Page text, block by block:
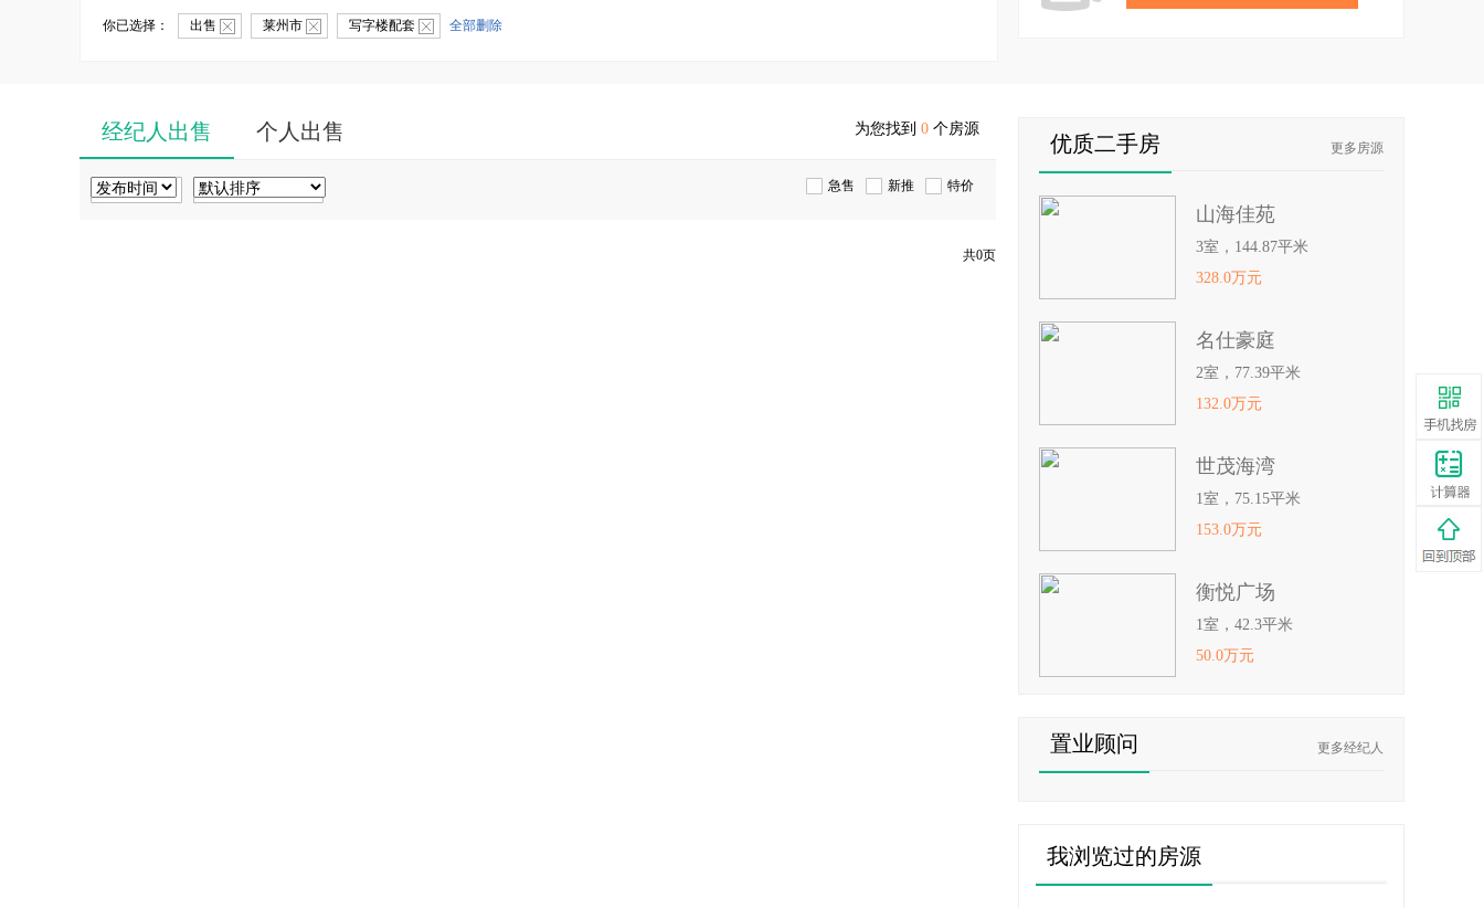
你已选择： 出售 莱州市 写字楼配套 全部删除
经纪人出售 个人出售 为您找到 0 个房源
急售 新推 特价
共0页
优质二手房 更多房源
山海佳苑
3室，144.87平米
328.0万元
名仕豪庭
2室，77.39平米
132.0万元
世茂海湾
1室，75.15平米
153.0万元
衡悦广场
1室，42.3平米
50.0万元
置业顾问 更多经纪人
我浏览过的房源